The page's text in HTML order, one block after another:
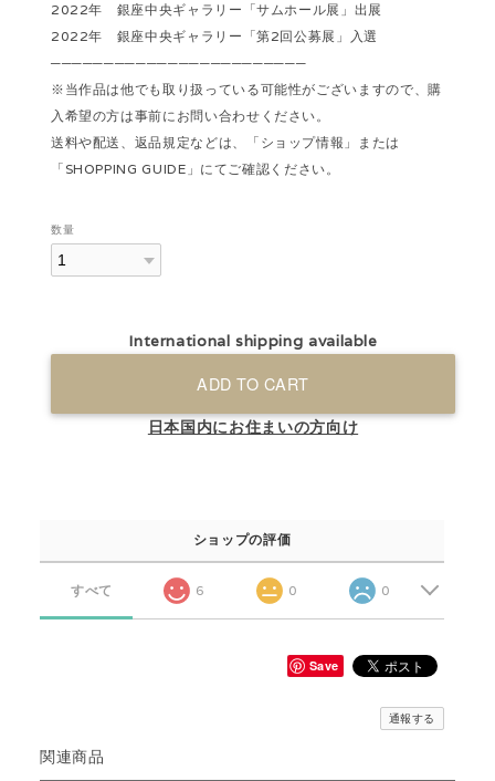
2022年 銀座中央ギャラリー「サムホール展」出展
2022年 銀座中央ギャラリー「第2回公募展」入選
────────────────────────
※当作品は他でも取り扱っている可能性がございますので、購
入希望の方は事前にお問い合わせください。
送料や配送、返品規定などは、「ショップ情報」または
「SHOPPING GUIDE」にてご確認ください。
数量
International shipping available
ADD TO CART
日本国内にお住まいの方向け
ショップの評価
すべて 6 0 0
Save
通報する
関連商品